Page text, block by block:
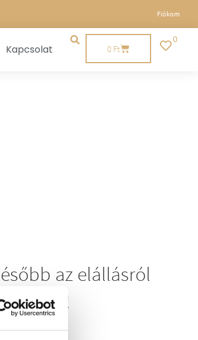
Fiókom
Kapcsolat 0 Ft
0
az elállásról